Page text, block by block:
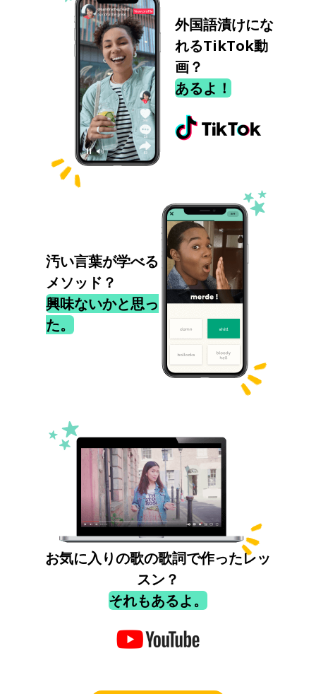
外国語漬けにな
れるTikTok動
画？
あるよ！
汚い言葉が学べる
メソッド？
興味ないかと思っ
た。
お気に入りの歌の歌詞で作ったレッ
スン？
それもあるよ。